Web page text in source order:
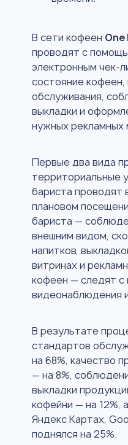
В сети кофеен
проводят с
электронным чек-
состояние кофеен,
обслуживания,
выкладки и
нужных рекламных
Первые два вида
территориальные
бариста проводят
плановом
бариста —
внешним видом,
напитков,
витринах и
кофеен — следят
видеонаблюдения
В результате
стандартов
на 68%, качество
— на 8%,
выкладки
кофейни — на 12%,
Яндекс Картах,
поднялся на 25%.